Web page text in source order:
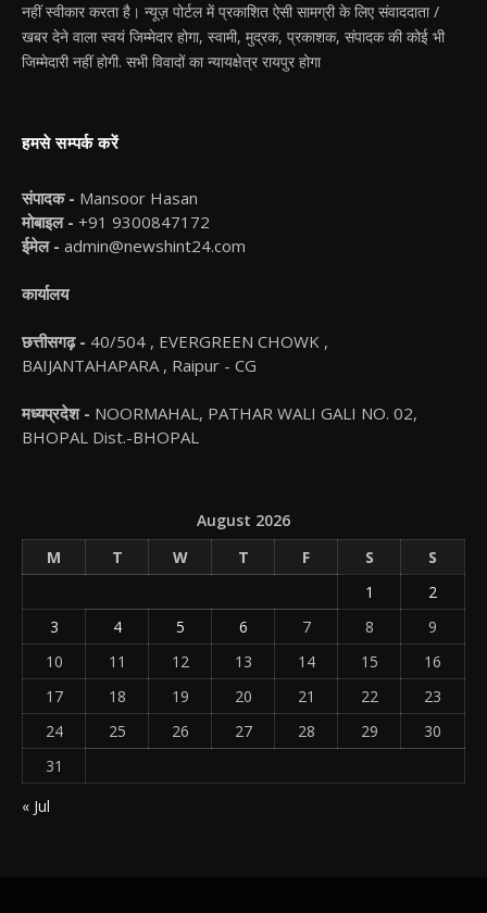
नहीं स्वीकार करता है। न्यूज़ पोर्टल में प्रकाशित ऐसी सामग्री के लिए संवाददाता /
खबर देने वाला स्वयं जिम्मेदार होगा, स्वामी, मुद्रक, प्रकाशक, संपादक की कोई भी
जिम्मेदारी नहीं होगी. सभी विवादों का न्यायक्षेत्र रायपुर होगा
हमसे सम्पर्क करें
संपादक - Mansoor Hasan
मोबाइल - +91 9300847172
ईमेल - admin@newshint24.com
कार्यालय
छत्तीसगढ़ - 40/504 , EVERGREEN CHOWK ,
BAIJANTAHAPARA , Raipur - CG
मध्यप्रदेश - NOORMAHAL, PATHAR WALI GALI NO. 02,
BHOPAL Dist.-BHOPAL
August 2026
M
T W T F S
S
1
2
3
4 5 6 7 8
9
10
11 12 13 14 15
16
17
18 19 20 21 22
23
24
25 26 27 28 29
30
31
« Jul